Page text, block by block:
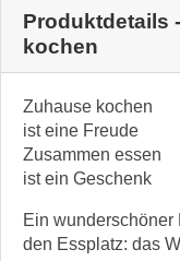
Produktdetails
kochen
Zuhause kochen
ist eine Freude
Zusammen essen
ist ein Geschenk
Ein
den Essplatz: das